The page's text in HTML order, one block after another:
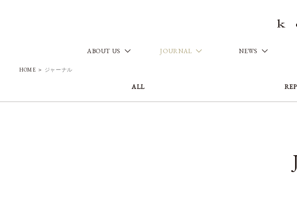
ABOUT US JOURNAL NEWS
HOME ＞ ジャーナル
ALL